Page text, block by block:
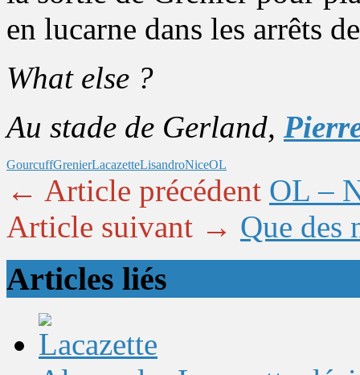
en lucarne dans les arrêts
What else ?
Au stade de Gerland,
GourcuffGrenierLacazetteLisandroNiceOL
← Article précédent OL –
Article suivant → Que des
Articles liés